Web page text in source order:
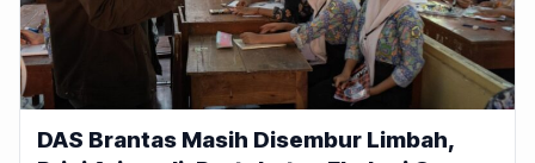
DAS Brantas Masih Disembur Limbah,